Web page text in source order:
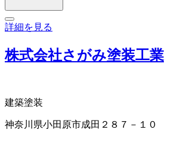
詳細を見る
株式会社さがみ塗装工業
建築塗装
神奈川県小田原市成田２８７－１０